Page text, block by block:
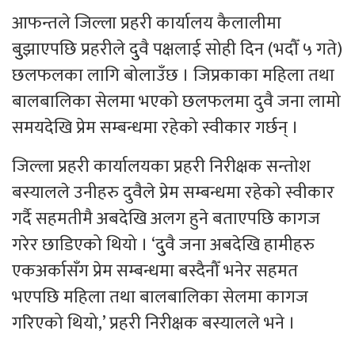
आफन्तले जिल्ला प्रहरी कार्यालय कैलालीमा
बुुझाएपछि प्रहरीले दुुवै पक्षलाई सोही दिन (भदौँ ५ गते)
छलफलका लागि बोलाउँछ । जिप्रकाका महिला तथा
बालबालिका सेलमा भएको छलफलमा दुवै जना लामो
समयदेखि प्रेम सम्बन्धमा रहेको स्वीकार गर्छन् ।
जिल्ला प्रहरी कार्यालयका प्रहरी निरीक्षक सन्तोश
बस्यालले उनीहरु दुवैले प्रेम सम्बन्धमा रहेको स्वीकार
गर्दै सहमतीमै अबदेखि अलग हुने बताएपछि कागज
गरेर छाडिएको थियो । ‘दुुवै जना अबदेखि हामीहरु
एकअर्कासँग प्रेम सम्बन्धमा बस्दैनौँ भनेर सहमत
भएपछि महिला तथा बालबालिका सेलमा कागज
गरिएको थियो,’ प्रहरी निरीक्षक बस्यालले भने ।